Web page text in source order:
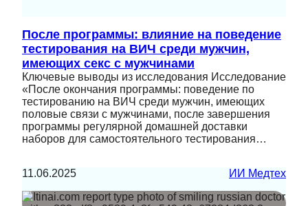
После программы: влияние на поведение
тестирования на ВИЧ среди мужчин,
имеющих секс с мужчинами
Ключевые выводы из исследования Исследование
«После окончания программы: поведение по
тестированию на ВИЧ среди мужчин, имеющих
половые связи с мужчинами, после завершения
программы регулярной домашней доставки
наборов для самостоятельного тестирования…
11.06.2025 ИИ Медтех